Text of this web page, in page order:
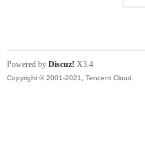
Powered by Discuz! X3.4
Copyright © 2001-2021, Tencent Cloud.